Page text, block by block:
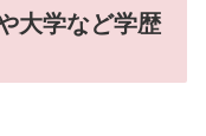
大学など学歴